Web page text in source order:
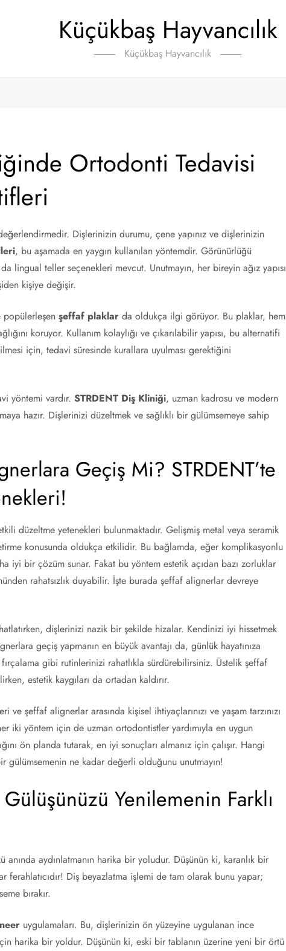
Küçükbaş Hayvancılık
Küçükbaş Hayvancılık
Ortodonti Tedavisi
Dişlerinizin durumu, çene yapınız ve dişlerinizin
, bu aşamada en yaygın kullanılan yöntemdir. Görünürlüğü
lingual teller seçenekleri mevcut. Unutmayın, her bireyin ağız yapısı
kişiye değişir.
popülerleşenşeffaf plaklar da oldukça ilgi görüyor. Bu plaklar, hem
koruyor. Kullanım kolaylığı ve çıkarılabilir yapısı, bu alternatifi
için, tedavi süresinde kurallara uyulması gerektiğini
yöntemi vardır.STRDENT Diş Kliniği, uzman kadrosu ve modern
hazır. Dişlerinizi düzeltmek ve sağlıklı bir gülümsemeye sahip
Geçiş Mi? STRDENT’te
düzeltme yetenekleri bulunmaktadır. Gelişmiş metal veya seramik
konusunda oldukça etkilidir. Bu bağlamda, eğer komplikasyonlu
iyi bir çözüm sunar. Fakat bu yöntem estetik açıdan bazı zorluklar
rahatsızlık duyabilir. İşte burada şeffaf alignerlar devreye
dişlerinizi nazik bir şekilde hizalar. Kendinizi iyi hissetmek
geçiş yapmanın en büyük avantajı da, günlük hayatınıza
gibi rutinlerinizi rahatlıkla sürdürebilirsiniz. Üstelik şeffaf
estetik kaygıları da ortadan kaldırır.
şeffaf alignerlar arasında kişisel ihtiyaçlarınızı ve yaşam tarzınızı
iki yöntem için de uzman ortodontistler yardımıyla en uygun
ön planda tutarak, en iyi sonuçları almanız için çalışır. Hangi
gülümsemenin ne kadar değerli olduğunu unutmayın!
Yenilemenin Farklı
aydınlatmanın harika bir yoludur. Düşünün ki, karanlık bir
Diş beyazlatma işlemi de tam olarak bunu yapar;
bırakır.
uygulamaları. Bu, dişlerinizin ön yüzeyine uygulanan ince
harika bir yoldur. Düşünün ki, eski bir tablanın üzerine yeni bir örtü